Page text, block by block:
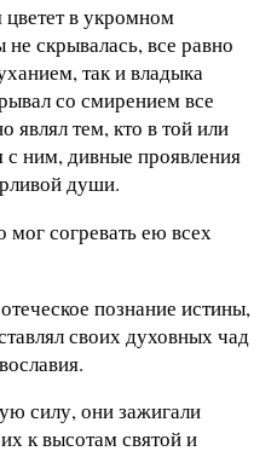
цветет в укромном
не скрывалась, все равно
так и владыка
со смирением все
являл тем, кто в той или
с ним, дивные проявления
души.
согревать ею всех
познание истины,
своих духовных чад
силу, они зажигали
к высотам святой и